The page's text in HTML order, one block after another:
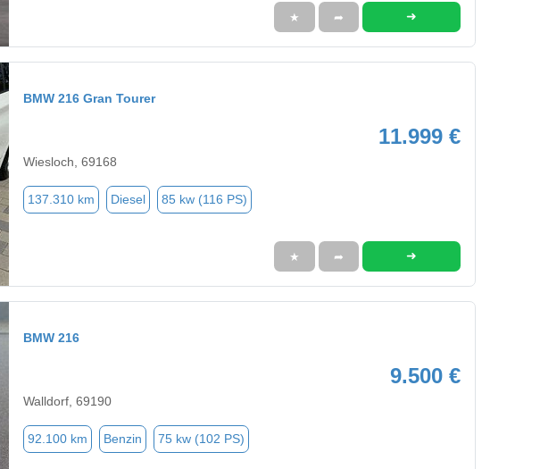
★ ➦ ➜
BMW 216 Gran Tourer
11.999 €
Wiesloch, 69168
137.310 km Diesel 85 kw (116 PS)
★ ➦ ➜
BMW 216
9.500 €
Walldorf, 69190
92.100 km Benzin 75 kw (102 PS)